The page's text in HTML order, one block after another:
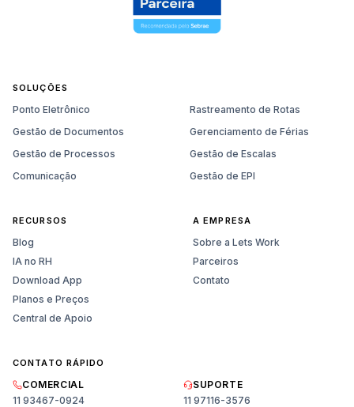
SOLUÇÕES
Ponto Eletrônico
Rastreamento de Rotas
Gestão de Documentos
Gerenciamento de Férias
Gestão de Processos
Gestão de Escalas
Comunicação
Gestão de EPI
RECURSOS
Blog
IA no RH
Download App
Planos e Preços
Central de Apoio
A EMPRESA
Sobre a Lets Work
Parceiros
Contato
CONTATO RÁPIDO
COMERCIAL
11 93467-0924
SUPORTE
11 97116-3576